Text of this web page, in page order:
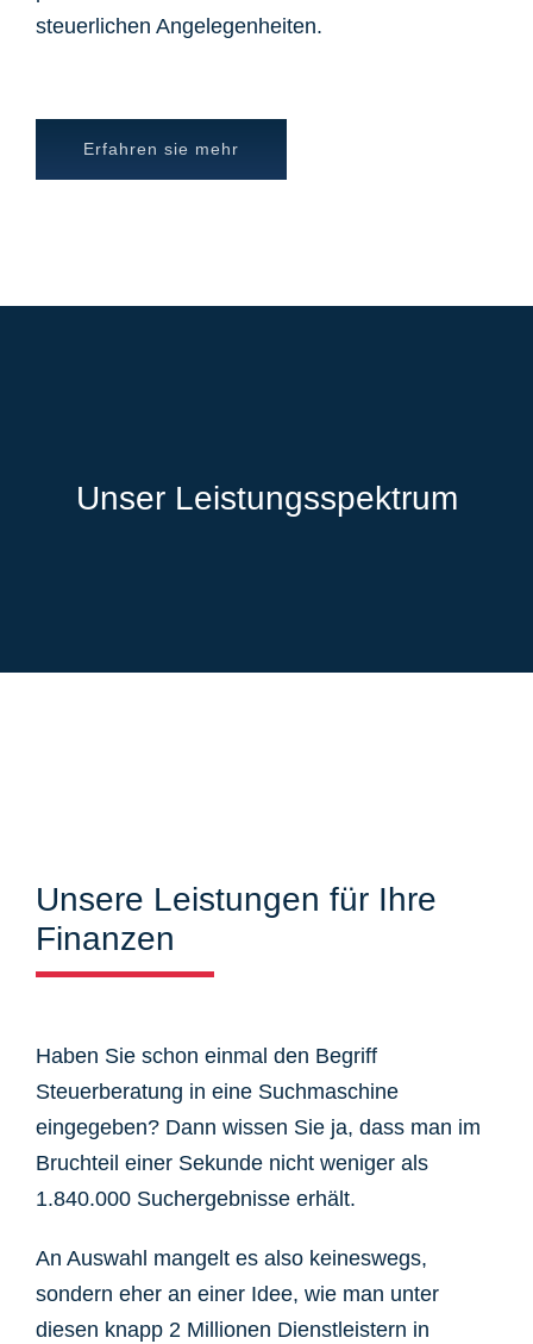
steuerlichen Angelegenheiten.
Erfahren sie mehr
Unser Leistungsspektrum
Unsere Leistungen für Ihre
Finanzen
Haben Sie schon einmal den Begriff
Steuerberatung in eine Suchmaschine
eingegeben? Dann wissen Sie ja, dass man im
Bruchteil einer Sekunde nicht weniger als
1.840.000 Suchergebnisse erhält.
An Auswahl mangelt es also keineswegs,
sondern eher an einer Idee, wie man unter
diesen knapp 2 Millionen Dienstleistern in